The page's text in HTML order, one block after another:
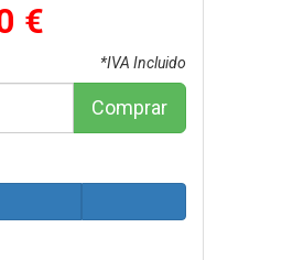
€
*IVA Incluido
Comprar